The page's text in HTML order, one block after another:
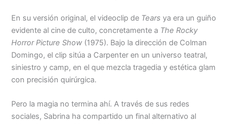
En su versión original, el videoclip de Tears ya era un guiño
evidente al cine de culto, concretamente a The Rocky
Horror Picture Show (1975). Bajo la dirección de Colman
Domingo, el clip sitúa a Carpenter en un universo teatral,
siniestro y camp, en el que mezcla tragedia y estética glam
con precisión quirúrgica.
Pero la magia no termina ahí. A través de sus redes
sociales, Sabrina ha compartido un final alternativo al